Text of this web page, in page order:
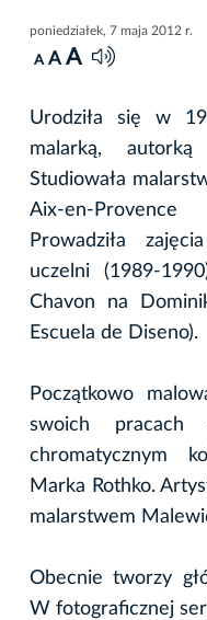
poniedziałek, 7 maja 2012 r.
A A A
Urodziła się w
malarką,
Studiowała
Aix-en-
Prowadziła
uczelni (1989-
Chavon na
Escuela de Diseno).
Początkowo
swoich pracach
chromatycznym
Marka Rothko.
malarstwem
Obecnie tworzy
W fotograficznej